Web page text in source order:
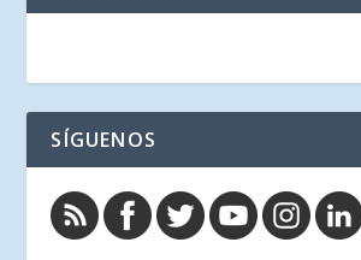
SÍGUENOS